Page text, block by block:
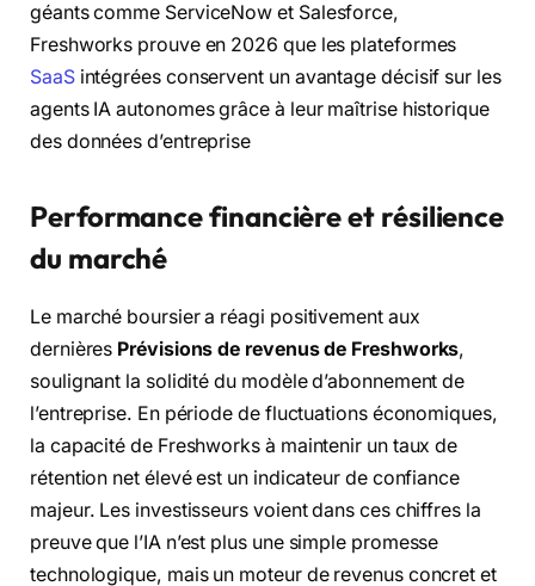
géants comme ServiceNow et Salesforce,
Freshworks prouve en 2026 que les plateformes
SaaSintégrées conservent un avantage décisif sur les
agents IA autonomes grâce à leur maîtrise historique
des données d’entreprise
Performance financière et résilience
du marché
Le marché boursier a réagi positivement aux
dernières Prévisions de revenus de Freshworks,
soulignant la solidité du modèle d’abonnement de
l’entreprise. En période de fluctuations économiques,
la capacité de Freshworks à maintenir un taux de
rétention net élevé est un indicateur de confiance
majeur. Les investisseurs voient dans ces chiffres la
preuve que l’IA n’est plus une simple promesse
technologique, mais un moteur de revenus concret et